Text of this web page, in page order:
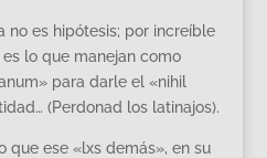
no es hipótesis; por increíble
lo que manejan como
para darle el «nihil
(Perdonad los latinajos).
que ese «lxs demás», en su